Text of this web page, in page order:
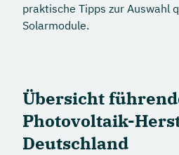
praktische Tipps zur Auswahl
Solarmodule.
Übersicht
Photovoltaik-
Deutschland